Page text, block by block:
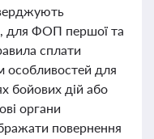
для ФОП першої та
сплати
особливостей для
бойових дій або
органи
повернення